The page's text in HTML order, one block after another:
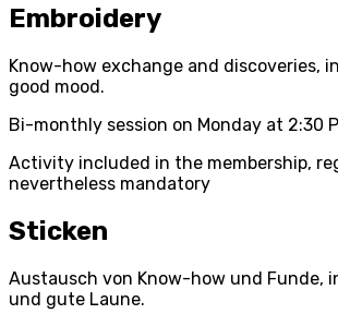
Embroidery
Know-how exchange and discoveries,
good mood.
Bi-monthly session on Monday at 2:30
Activity included in the membership,
nevertheless mandatory
Sticken
Austausch von Know-how und Funde,
und gute Laune.